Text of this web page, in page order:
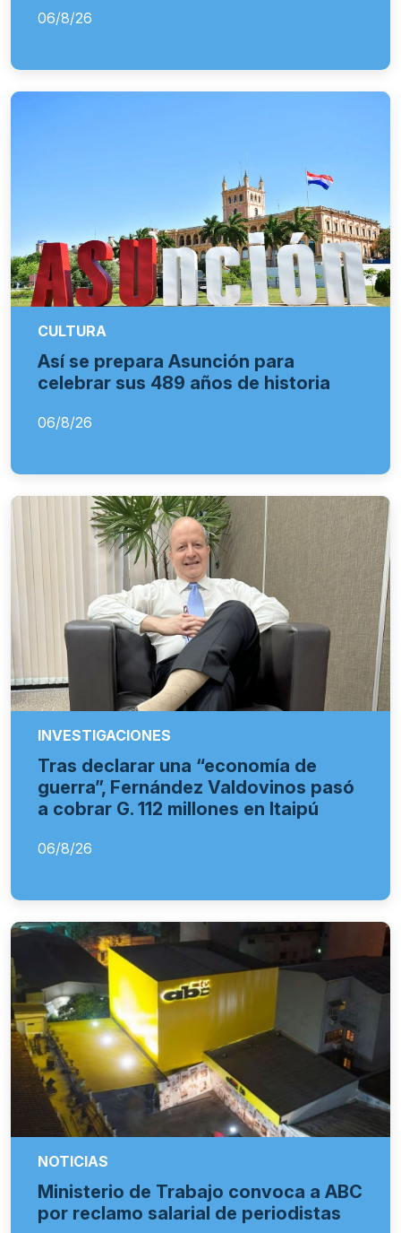
06/8/26
CULTURA
Así se prepara Asunción para
celebrar sus 489 años de historia
06/8/26
INVESTIGACIONES
Tras declarar una “economía de
guerra”, Fernández Valdovinos pasó
a cobrar G. 112 millones en Itaipú
06/8/26
NOTICIAS
Ministerio de Trabajo convoca a ABC
por reclamo salarial de periodistas